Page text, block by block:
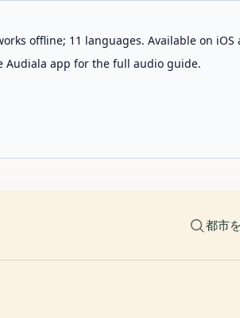
offline; 11 languages. Available on iOS
Audiala app for the full audio guide.
都市